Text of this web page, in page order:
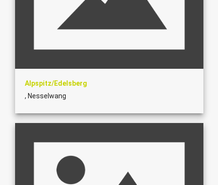
Alpspitz/Edelsberg
, Nesselwang